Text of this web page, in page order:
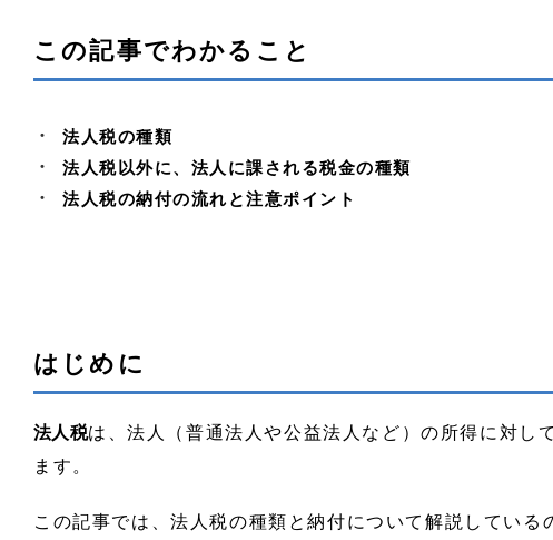
この記事でわかること
法人税の種類
法人税以外に、法人に課される税金の種類
法人税の納付の流れと注意ポイント
はじめに
法人税は、法人（普通法人や公益法人など）の所得に対し
ます。
この記事では、法人税の種類と納付について解説している